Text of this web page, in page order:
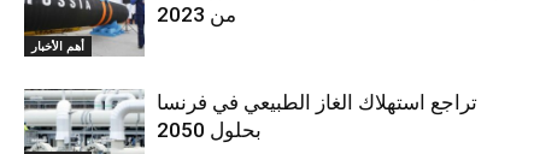
أهم الأخبار
من 2023
تراجع استهلاك الغاز الطبيعي في فرنسا
بحلول 2050